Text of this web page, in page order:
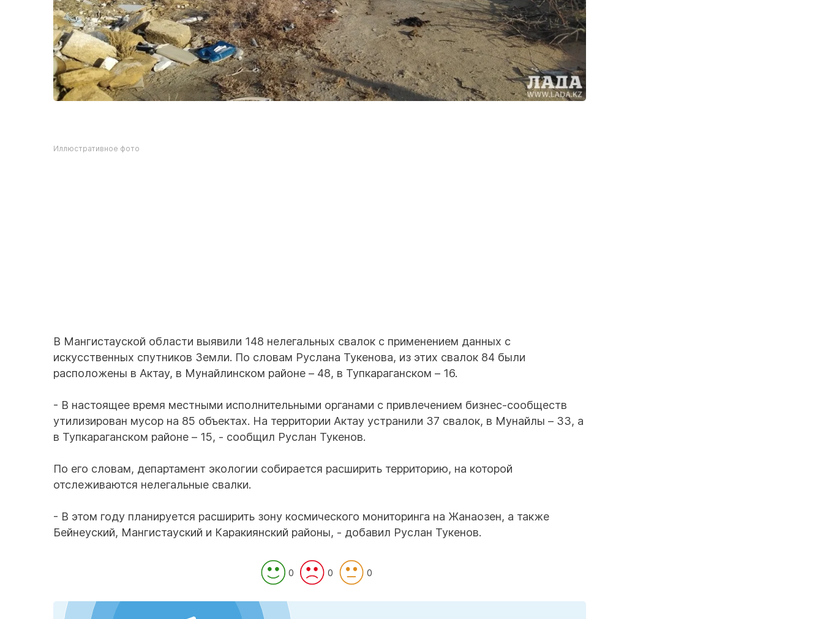
Иллюстративное фото
В Мангистауской области выявили 148 нелегальных свалок с применением данных с
искусственных спутников Земли. По словам Руслана Тукенова, из этих свалок 84 были
расположены в Актау, в Мунайлинском районе – 48, в Тупкараганском – 16.
- В настоящее время местными исполнительными органами с привлечением бизнес-сообществ
утилизирован мусор на 85 объектах. На территории Актау устранили 37 свалок, в Мунайлы – 33, а
в Тупкараганском районе – 15, - сообщил Руслан Тукенов.
По его словам, департамент экологии собирается расширить территорию, на которой
отслеживаются нелегальные свалки.
- В этом году планируется расширить зону космического мониторинга на Жанаозен, а также
Бейнеуский, Мангистауский и Каракиянский районы, - добавил Руслан Тукенов.
0 0 0